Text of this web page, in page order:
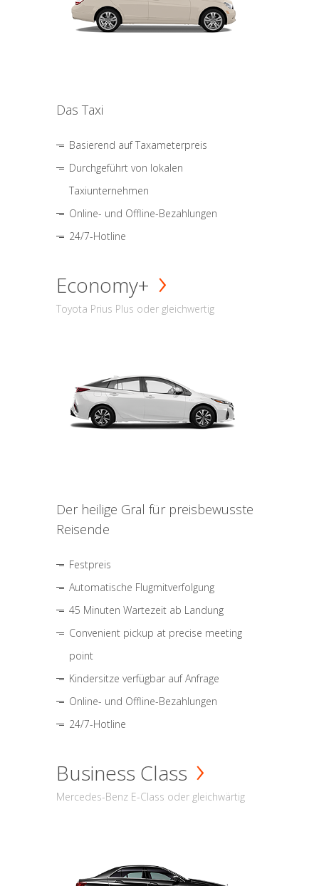
Das Taxi
Basierend auf Taxameterpreis
Durchgeführt von lokalen
Taxiunternehmen
Online- und Offline-Bezahlungen
24/7-Hotline
Economy+
Toyota Prius Plus oder gleichwertig
Der heilige Gral für preisbewusste
Reisende
Festpreis
Automatische Flugmitverfolgung
45 Minuten Wartezeit ab Landung
Convenient pickup at precise meeting
point
Kindersitze verfügbar auf Anfrage
Online- und Offline-Bezahlungen
24/7-Hotline
Business Class
Mercedes-Benz E-Class oder gleichwärtig